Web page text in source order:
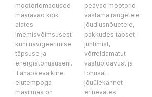
mootoriomadused
määravad kõik
alates
imemisvõimsusest
kuni navigeerimise
täpsuse ja
energiatõhususeni.
Tänapäeva kiire
elutempoga
maailmas on
peavad mootorid
vastama rangetele
jõudlusnõuetele,
pakkudes täpset
juhtimist,
võrreldamatut
vastupidavust ja
tõhusat
jõuülekannet
erinevates